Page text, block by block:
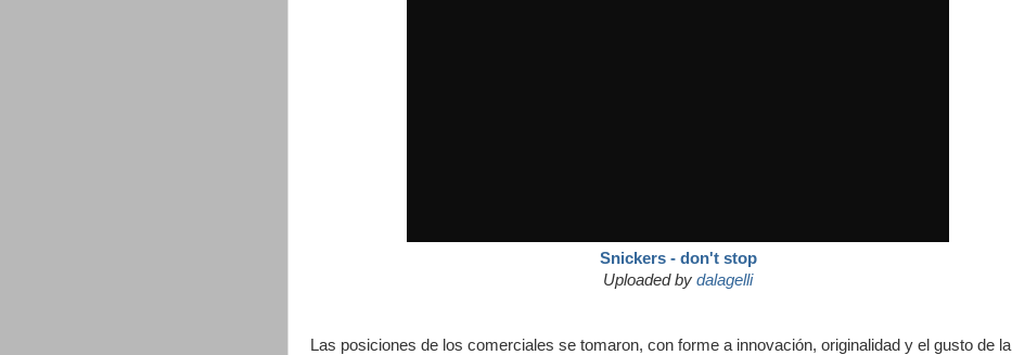
Snickers - don't stop
Uploaded by dalagelli
Las posiciones de los comerciales se tomaron, con forme a innovación, originalidad y el gusto de la